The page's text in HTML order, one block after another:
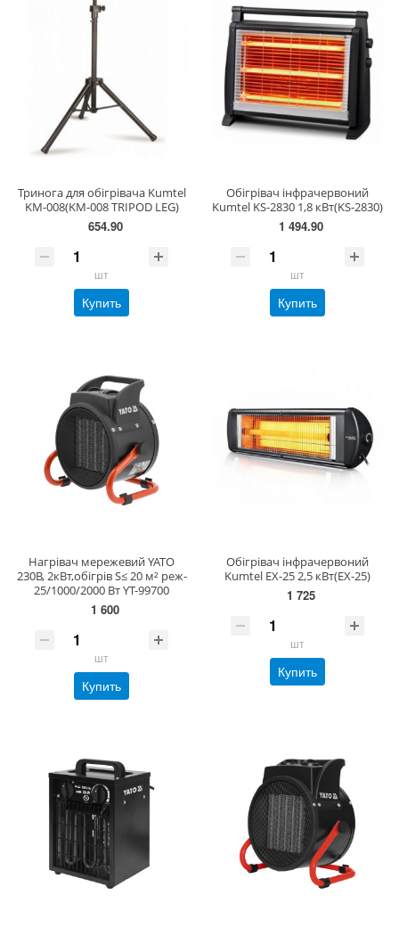
Тринога для обігрівача Kumtel
KM-008(KM-008 TRIPOD LEG)
654.90
шт
Купить
Обігрівач інфрачервоний
Kumtel KS-2830 1,8 кВт(KS-2830)
1 494.90
шт
Купить
Нагрівач мережевий YATO
230В, 2кВт,обігрів S≤ 20 м² реж-
25/1000/2000 Вт YT-99700
1 600
шт
Купить
Обігрівач інфрачервоний
Kumtel EX-25 2,5 кВт(EX-25)
1 725
шт
Купить